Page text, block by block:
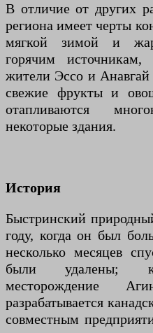
В отличие от других
региона имеет черты
мягкой зимой и
горячим
жители Эссо и
свежие фрукты и
отапливаются
некоторые здания.
История
Быстринский
году, когда он был
несколько месяцев
были удалены;
месторождение
разрабатывается
совместным